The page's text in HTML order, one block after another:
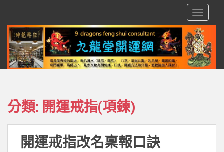
分類: 開運戒指(項鍊)
開運戒指改名稟報口訣